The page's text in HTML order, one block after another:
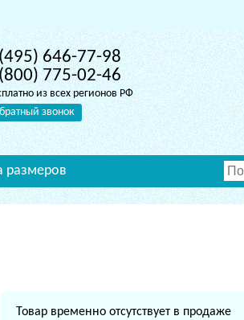
646-77-98
775-02-46
из всех регионов РФ
звонок
размеров
Товар временно отсутствует в продаже